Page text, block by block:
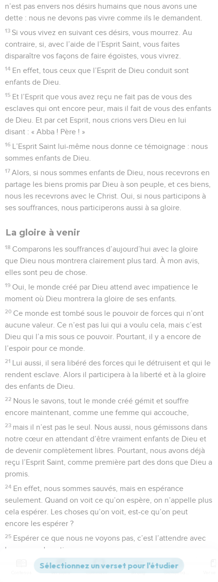
n’est pas envers nos désirs humains que nous avons une
dette : nous ne devons pas vivre comme ils le demandent.
13 Si vous vivez en suivant ces désirs, vous mourrez. Au
contraire, si, avec l’aide de l’Esprit Saint, vous faites
disparaître vos façons de faire égoïstes, vous vivrez.
14 En effet, tous ceux que l’Esprit de Dieu conduit sont
enfants de Dieu.
15 Et l’Esprit que vous avez reçu ne fait pas de vous des
esclaves qui ont encore peur, mais il fait de vous des enfants
de Dieu. Et par cet Esprit, nous crions vers Dieu en lui
disant : « Abba ! Père ! »
16 L’Esprit Saint lui-même nous donne ce témoignage : nous
sommes enfants de Dieu.
17 Alors, si nous sommes enfants de Dieu, nous recevrons en
partage les biens promis par Dieu à son peuple, et ces biens,
nous les recevrons avec le Christ. Oui, si nous participons à
ses souffrances, nous participerons aussi à sa gloire.
La gloire à venir
18 Comparons les souffrances d’aujourd’hui avec la gloire
que Dieu nous montrera clairement plus tard. À mon avis,
elles sont peu de chose.
19 Oui, le monde créé par Dieu attend avec impatience le
moment où Dieu montrera la gloire de ses enfants.
20 Ce monde est tombé sous le pouvoir de forces qui n’ont
aucune valeur. Ce n’est pas lui qui a voulu cela, mais c’est
Dieu qui l’a mis sous ce pouvoir. Pourtant, il y a encore de
l’espoir pour ce monde.
21 Lui aussi, il sera libéré des forces qui le détruisent et qui le
rendent esclave. Alors il participera à la liberté et à la gloire
des enfants de Dieu.
22 Nous le savons, tout le monde créé gémit et souffre
encore maintenant, comme une femme qui accouche,
23 mais il n’est pas le seul. Nous aussi, nous gémissons dans
notre cœur en attendant d’être vraiment enfants de Dieu et
de devenir complètement libres. Pourtant, nous avons déjà
reçu l’Esprit Saint, comme première part des dons que Dieu a
promis.
24 En effet, nous sommes sauvés, mais en espérance
seulement. Quand on voit ce qu’on espère, on n’appelle plus
cela espérer. Les choses qu’on voit, est-ce qu’on peut
encore les espérer ?
25 Espérer ce que nous ne voyons pas, c’est l’attendre avec
beaucoup de patience.
De plus, l’Esprit Saint aussi vient nous aider, nous qui
sommes faibles. Nous ne savons pas prier comme il faut.
Versions Commentaires Strong